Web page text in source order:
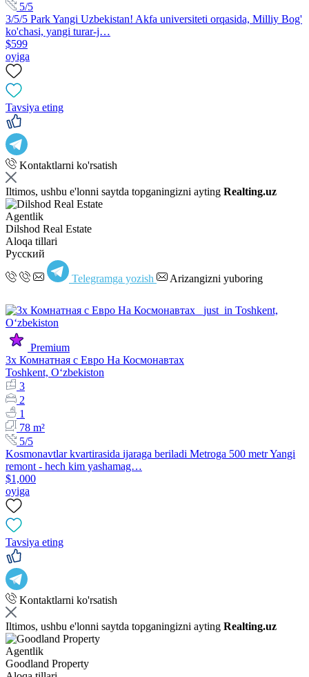
5/5
3/5/5 Park Yangi Uzbekistan! Akfa universiteti orqasida, Milliy Bog'
ko'chasi, yangi turar-j…
$599
oyiga
Tavsiya eting
Kontaktlarni ko'rsatish
Iltimos, ushbu e'lonni saytda topganingizni ayting Realting.uz
Agentlik
Dilshod Real Estate
Aloqa tillari
Русский
Telegramga yozish Arizangizni yuboring
Premium
3х Комнатная с Евро На Космонавтах
Toshkent, Oʻzbekiston
3
2
1
78 m²
5/5
Kosmonavtlar kvartirasida ijaraga beriladi Metroga 500 metr Yangi
remont - hech kim yashamag…
$1,000
oyiga
Tavsiya eting
Kontaktlarni ko'rsatish
Iltimos, ushbu e'lonni saytda topganingizni ayting Realting.uz
Agentlik
Goodland Property